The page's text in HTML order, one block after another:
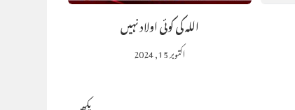
اللہ کی کوئی اولاد نہیں
اکتوبر 15, 2024